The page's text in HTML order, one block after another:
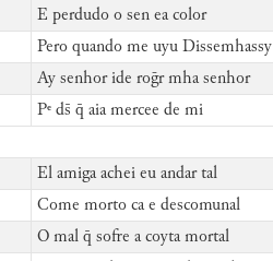
E perdudo o sen ea color
Pero quando me uyu Dissemhassy
Ay senhor ide roḡr mha senhor
Pᵉ ds̄ q̄ aia mercee de mi
El amiga achei eu andar tal
Come morto ca e descomunal
O mal q̄ sofre a coyta mortal